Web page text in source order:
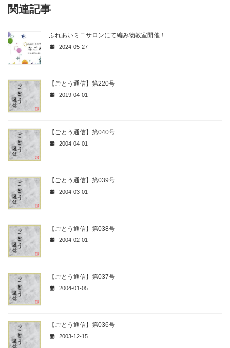
関連記事
ふれあいミニサロンにて編み物教室開催！
2024-05-27
【ごとう通信】第220号
2019-04-01
【ごとう通信】第040号
2004-04-01
【ごとう通信】第039号
2004-03-01
【ごとう通信】第038号
2004-02-01
【ごとう通信】第037号
2004-01-05
【ごとう通信】第036号
2003-12-15